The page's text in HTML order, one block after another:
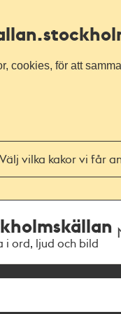
cookies, för att
Välj vilka kakor vi får
i ord, ljud och bild